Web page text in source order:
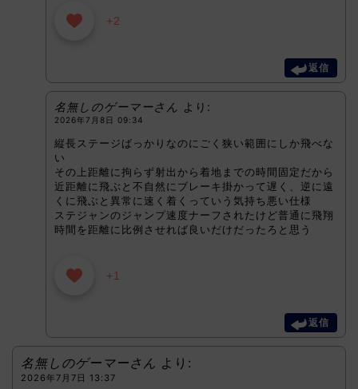
+2
返信
名無しのゲーマーさん より:
2026年7月8日 09:34
縦長ステージばっかりなのにごく狭い範囲にしか飛べな
い
その上距離に拘らず射出から着地までの時間固定だから
近距離に飛ぶと不自然にブレーキ掛かって遅く、逆に遠
くに飛ぶと異常に速く着くっていう気持ち悪い仕様
ステジャンのジャンプ速度ナーフされたけど普通に飛翔
時間を距離に比例させれば良いだけだったろと思う
+1
返信
名無しのゲーマーさん より:
2026年7月7日 13:37